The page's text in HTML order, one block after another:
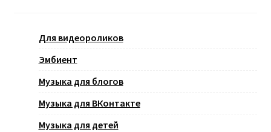
Для видеороликов
Эмбиент
Музыка для блогов
Музыка для ВКонтакте
Музыка для детей